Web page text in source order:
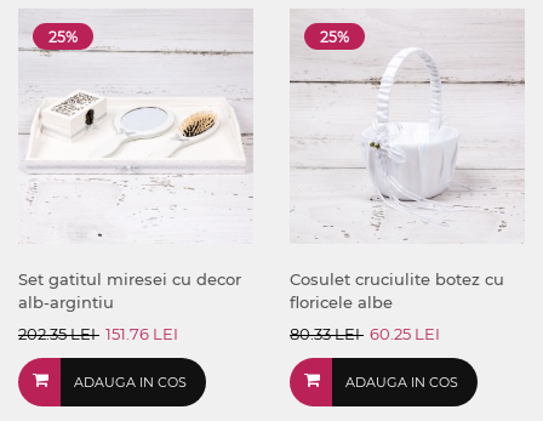
25%
Set gatitul miresei cu decor
alb-argintiu
202.35 LEI 151.76 LEI
ADAUGA IN COS
25%
Cosulet cruciulite botez cu
floricele albe
80.33 LEI 60.25 LEI
ADAUGA IN COS